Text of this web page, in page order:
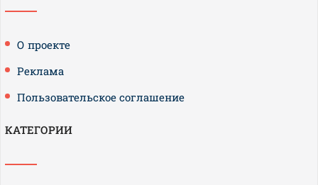
О проекте
Реклама
Пользовательское соглашение
КАТЕГОРИИ